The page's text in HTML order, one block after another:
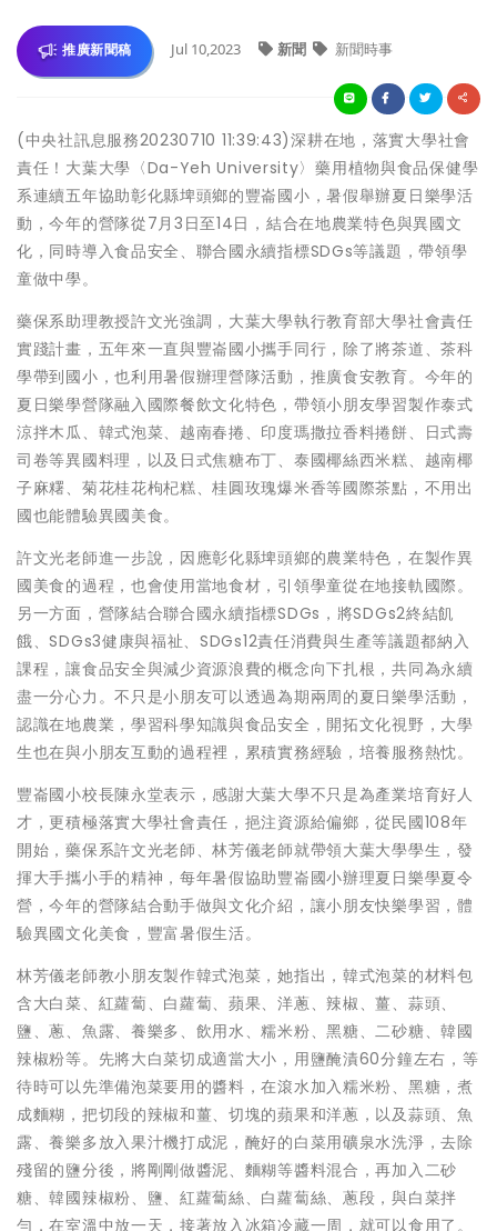
推廣新聞稿 Jul 10,2023 新聞 新聞時事
(中央社訊息服務20230710 11:39:43)深耕在地，落實大學社會
責任！大葉大學〈Da-Yeh University〉藥用植物與食品保健學
系連續五年協助彰化縣埤頭鄉的豐崙國小，暑假舉辦夏日樂學活
動，今年的營隊從7月3日至14日，結合在地農業特色與異國文
化，同時導入食品安全、聯合國永續指標SDGs等議題，帶領學
童做中學。
藥保系助理教授許文光強調，大葉大學執行教育部大學社會責任
實踐計畫，五年來一直與豐崙國小攜手同行，除了將茶道、茶科
學帶到國小，也利用暑假辦理營隊活動，推廣食安教育。今年的
夏日樂學營隊融入國際餐飲文化特色，帶領小朋友學習製作泰式
涼拌木瓜、韓式泡菜、越南春捲、印度瑪撒拉香料捲餅、日式壽
司卷等異國料理，以及日式焦糖布丁、泰國椰絲西米糕、越南椰
子麻糬、菊花桂花枸杞糕、桂圓玫瑰爆米香等國際茶點，不用出
國也能體驗異國美食。
許文光老師進一步說，因應彰化縣埤頭鄉的農業特色，在製作異
國美食的過程，也會使用當地食材，引領學童從在地接軌國際。
另一方面，營隊結合聯合國永續指標SDGs，將SDGs2終結飢
餓、SDGs3健康與福祉、SDGs12責任消費與生產等議題都納入
課程，讓食品安全與減少資源浪費的概念向下扎根，共同為永續
盡一分心力。不只是小朋友可以透過為期兩周的夏日樂學活動，
認識在地農業，學習科學知識與食品安全，開拓文化視野，大學
生也在與小朋友互動的過程裡，累積實務經驗，培養服務熱忱。
豐崙國小校長陳永堂表示，感謝大葉大學不只是為產業培育好人
才，更積極落實大學社會責任，挹注資源給偏鄉，從民國108年
開始，藥保系許文光老師、林芳儀老師就帶領大葉大學學生，發
揮大手攜小手的精神，每年暑假協助豐崙國小辦理夏日樂學夏令
營，今年的營隊結合動手做與文化介紹，讓小朋友快樂學習，體
驗異國文化美食，豐富暑假生活。
林芳儀老師教小朋友製作韓式泡菜，她指出，韓式泡菜的材料包
含大白菜、紅蘿蔔、白蘿蔔、蘋果、洋蔥、辣椒、薑、蒜頭、
鹽、蔥、魚露、養樂多、飲用水、糯米粉、黑糖、二砂糖、韓國
辣椒粉等。先將大白菜切成適當大小，用鹽醃漬60分鐘左右，等
待時可以先準備泡菜要用的醬料，在滾水加入糯米粉、黑糖，煮
成麵糊，把切段的辣椒和薑、切塊的蘋果和洋蔥，以及蒜頭、魚
露、養樂多放入果汁機打成泥，醃好的白菜用礦泉水洗淨，去除
殘留的鹽分後，將剛剛做醬泥、麵糊等醬料混合，再加入二砂
糖、韓國辣椒粉、鹽、紅蘿蔔絲、白蘿蔔絲、蔥段，與白菜拌
勻，在室溫中放一天，接著放入冰箱冷藏一周，就可以食用了。